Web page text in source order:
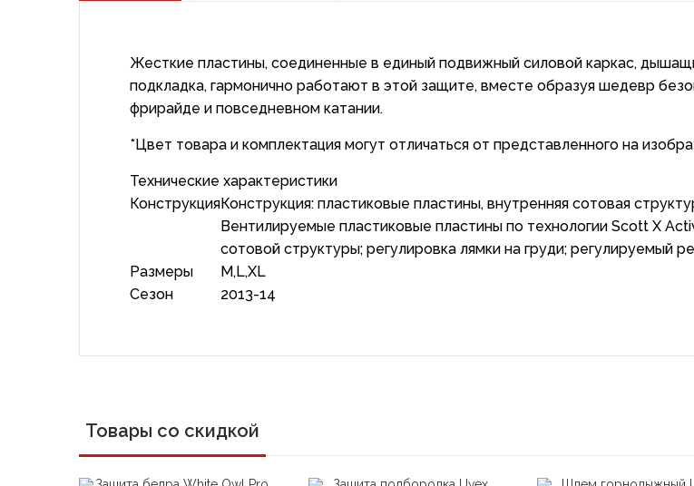
Жесткие пластины, соединенные в единый подвижный силовой каркас,
подкладка, гармонично работают в этой защите, вместе образуя шедевр
фрирайде и повседневном катании.
*Цвет товара и комплектация могут отличаться от представленного на
Технические характеристики
КонструкцияКонструкция: пластиковые пластины, внутренняя сотовая
Вентилируемые пластиковые пластины по технологии Scott X
сотовой структуры; регулировка лямки на груди; регулируемый
Размеры
M,L,XL
Сезон
2013-14
Товары со скидкой